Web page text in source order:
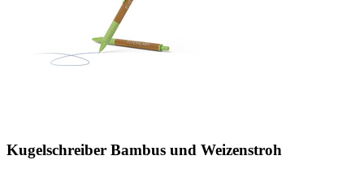
Kugelschreiber Bambus und Weizenstroh